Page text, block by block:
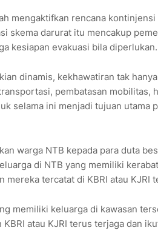
mengaktifkan rencana
skema darurat itu mencakup
kesiapan evakuasi bila diperlukan.
dinamis, kekhawatiran tak
pembatasan mobilitas,
selama ini menjadi tujuan utama
warga NTB kepada para duta
di NTB yang memiliki
mereka tercatat di KBRI atau KJRI
memiliki keluarga di kawasan
atau KJRI terus terjaga dan